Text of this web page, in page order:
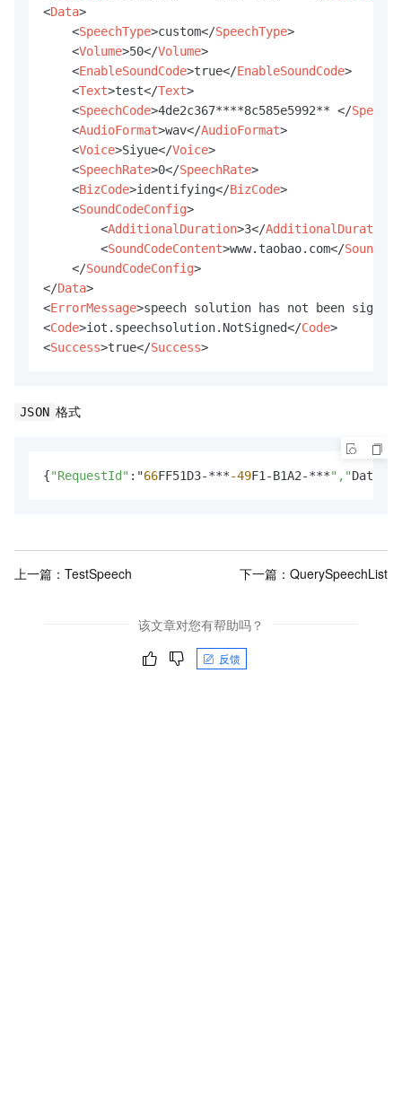
<Data>
<SpeechType>custom</SpeechType>
<Volume>50</Volume>
<EnableSoundCode>true</EnableSoundCode>
<Text>test</Text>
<SpeechCode>4de2c367****8c585e5992** </
<AudioFormat>wav</AudioFormat>
<Voice>Siyue</Voice>
<SpeechRate>0</SpeechRate>
<BizCode>identifying</BizCode>
<SoundCodeConfig>
<AdditionalDuration>3</AdditionalDuration
<SoundCodeContent>www.taobao.com</
</SoundCodeConfig>
</Data>
<ErrorMessage>speech solution has not been signed
<Code>iot.speechsolution.NotSigned</Code>
<Success>true</Success>
JSON 格式
{"RequestId" : "66FF51D3-***-49F1-B1A2-***","Data
上一篇： TestSpeech 下一篇： QuerySpeechList
该文章对您有帮助吗？
反馈